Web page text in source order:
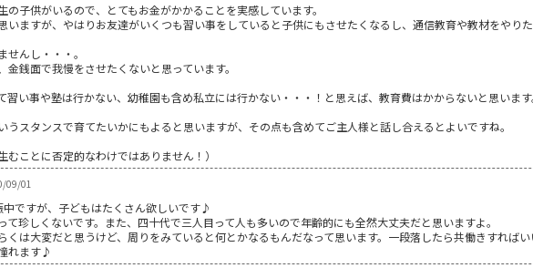
の子供がいるので、とてもお金がかかることを実感しています。
いますが、やはりお友達がいくつも習い事をしていると子供にもさせたくなるし、通信教育や教材をやり
せんし・・・。
金銭面で我慢をさせたくないと思っています。
習い事や塾は行かない、幼稚園も含め私立には行かない・・・！と思えば、教育費はかからないと思います
うスタンスで育てたいかにもよると思いますが、その点も含めてご主人様と話し合えるとよいですね。
むことに否定的なわけではありません！）
09/01
ですが、子どもはたくさん欲しいです♪
て珍しくないです。また、四十代で三人目って人も多いので年齢的にも全然大丈夫だと思いますよ。
くは大変だと思うけど、周りをみていると何とかなるもんだなって思います。一段落したら共働きすればい
れます♪